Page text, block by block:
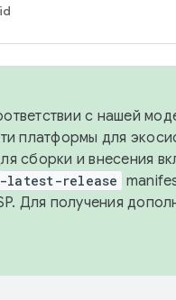
с нашей
платформы для
сборки и внесения
latest-release
Для получения